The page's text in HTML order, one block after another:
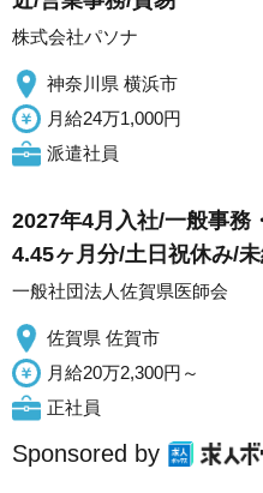
株式会社パソナ
神奈川県 横浜市
月給24万1,000円
派遣社員
2027年4月入社/一般事務
4.45ヶ月分/土日祝休み/
一般社団法人佐賀県医師会
佐賀県 佐賀市
月給20万2,300円～
正社員
Sponsored by